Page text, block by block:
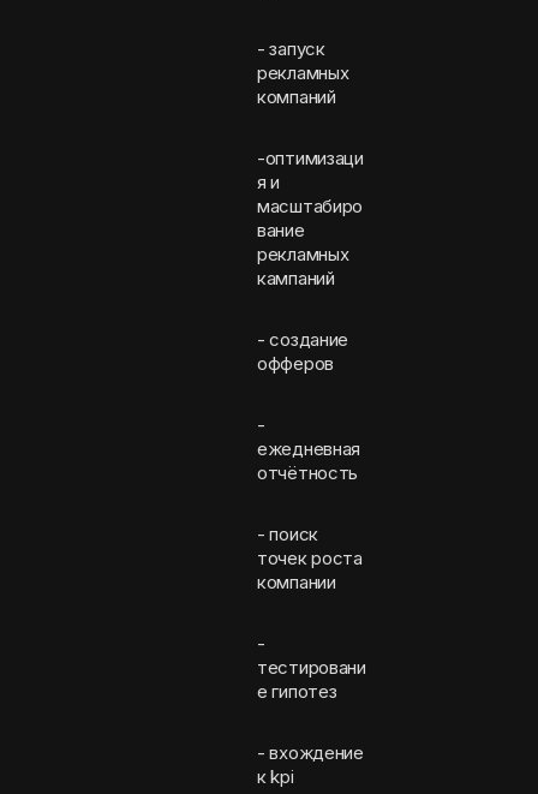
- запуск
рекламных
компаний
-оптимизаци
я и
масштабиро
вание
рекламных
кампаний
- создание
офферов
-
ежедневная
отчётность
- поиск
точек роста
компании
-
тестировани
е гипотез
- вхождение
к kpi